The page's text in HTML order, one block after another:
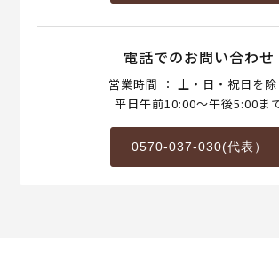
電話でのお問い合わせ
営業時間 ： 土・日・祝日を除
平日午前10:00～午後5:00ま
0570-037-030(代表）